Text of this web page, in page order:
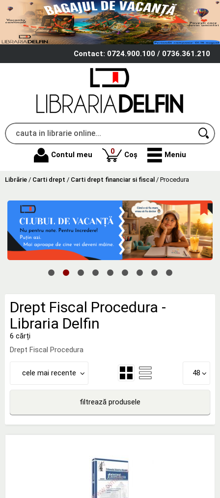
Contact: 0724.900.100 / 0736.361.210
Contul meu 0produse
Coș Meniu
Librărie / Carti drept / Carti drept financiar si fiscal / Procedura
Drept Fiscal Procedura -
Libraria Delfin
6 cărți
Drept Fiscal Procedura
cele mai recente 48
filtrează produsele